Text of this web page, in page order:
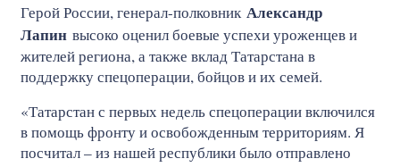
Герой России, генерал-полковник Александр
Лапин высоко оценил боевые успехи уроженцев и
жителей региона, а также вклад Татарстана в
поддержку спецоперации, бойцов и их семей.
«Татарстан с первых недель спецоперации включился
в помощь фронту и освобожденным территориям. Я
посчитал – из нашей республики было отправлено